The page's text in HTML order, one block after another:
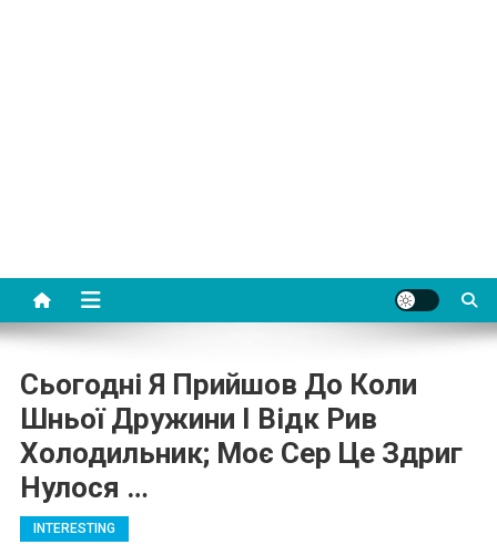
Сьогодні Я Прийшов До Коли
Шньої Дружини І Відк Рив
Холодильник; Моє Сер Це Здриг
Нулося …
INTERESTING